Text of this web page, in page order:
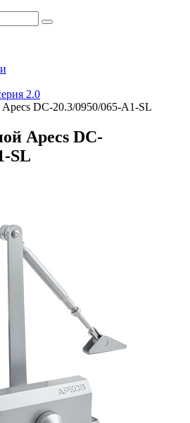
2.0
DC-20.3/0950/065-A1-SL
Apecs DC-
SL